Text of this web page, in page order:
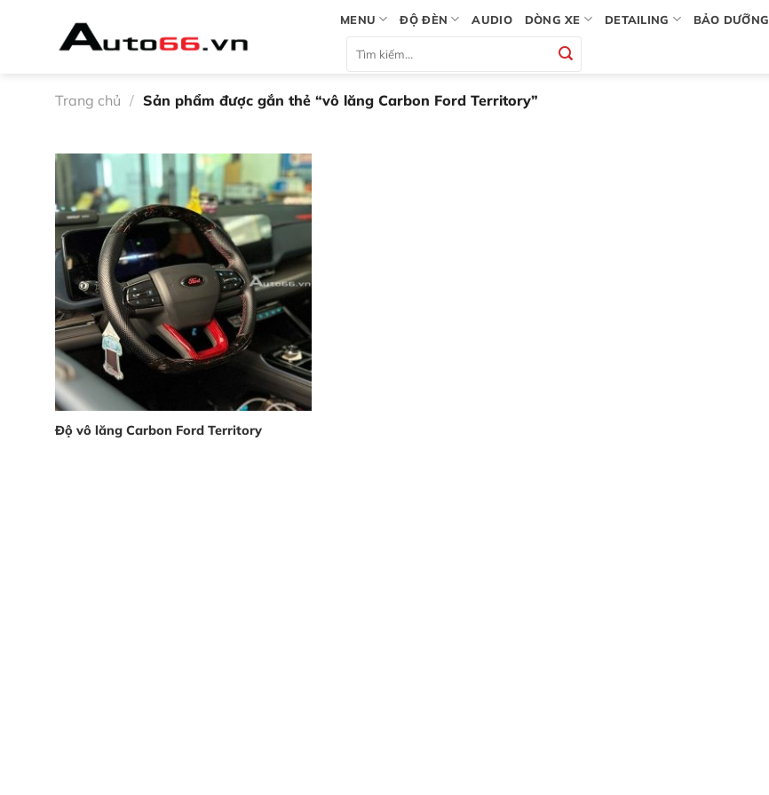
MENU ĐỘ ĐÈN AUDIO DÒNG XE DETAILING BẢO DƯỠNG
kiếm:
Trang chủ / Sản phẩm được gắn thẻ “vô lăng Carbon Ford Territory”
Độ vô lăng Carbon Ford Territory